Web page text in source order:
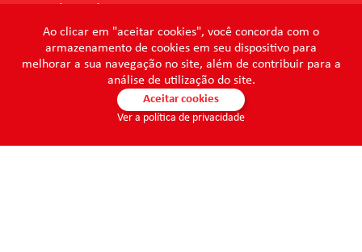
Ao clicar em "aceitar cookies", você concorda com o
armazenamento de cookies em seu dispositivo para
melhorar a sua navegação no site, além de contribuir para a
análise de utilização do site.
Aceitar cookies
Ver a política de privacidade
@mundocondor
@condorbeleza
@condorlimpeza
@condorhigienebucal
@condorpinturaimobiliaria
@condorpinturaartistica
@condorlimpezaprofissional